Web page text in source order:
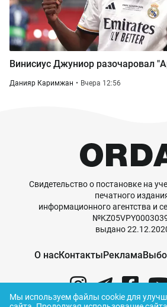
Винисиус Джуниор разочаровал
Данияр Каримжан Вчера 12:56
Свидетельство о постановке на
печатного
информационного агентства и
выдано
О насКонтактыРеклама
Мы используем файлы cookie для